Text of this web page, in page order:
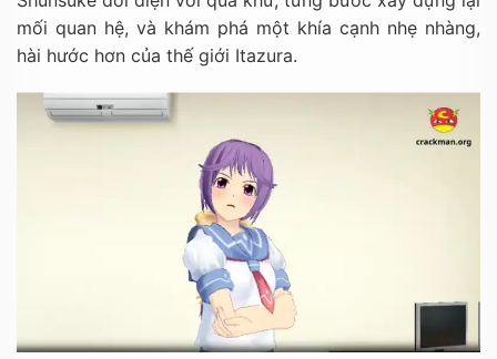
mối quan hệ, và khám phá một khía cạnh nhẹ nhàng,
hài hước hơn của thế giới Itazura.